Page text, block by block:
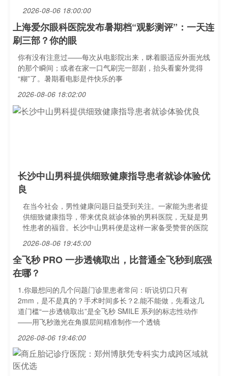
2026-08-06 18:00:00
上海爱尔眼科医院发布暑期档“观影测评”：一天连
刷三部？你的眼
你有没有注意过——每次从电影院出来，眯着眼适应外面光线
的那个瞬间；或者在家一口气刷完一部剧，抬头看窗外觉得
“糊”了。暑期看电影是件快乐的事
2026-08-06 18:02:00
长沙中山男科提供细致健康指导患者就诊体验优
良
在当今社会，男性健康问题日益受到关注。一家能为患者提
供细致健康指导，带来优良就诊体验的男科医院，无疑是男
性患者的福音。长沙中山男科便是这样一家备受赞誉的医院
2026-08-06 19:45:00
全飞秒 PRO 一步透镜取出，比普通全飞秒到底强
在哪？
1.你最想问的几个问题门诊里患者常问：听说切口只有
2mm，是不是真的？手术时间多长？2.能不能做，先看这几
道门槛“一步透镜取出”是全飞秒 SMILE 系列的标志性动作
——用飞秒激光在角膜层间精准制作一个透镜
2026-08-06 19:46:00